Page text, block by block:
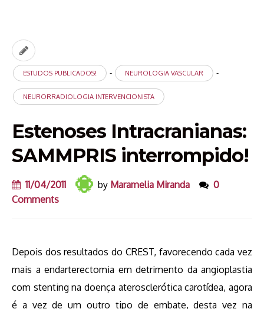
ESTUDOS PUBLICADOS! - NEUROLOGIA VASCULAR -
NEURORRADIOLOGIA INTERVENCIONISTA
Estenoses Intracranianas:
SAMMPRIS interrompido!
11/04/2011 by Maramelia Miranda
0
Comments
Depois dos resultados do CREST, favorecendo cada vez
mais a endarterectomia em detrimento da angioplastia
com stenting na doença aterosclerótica carotídea, agora
é a vez de um outro tipo de embate, desta vez na